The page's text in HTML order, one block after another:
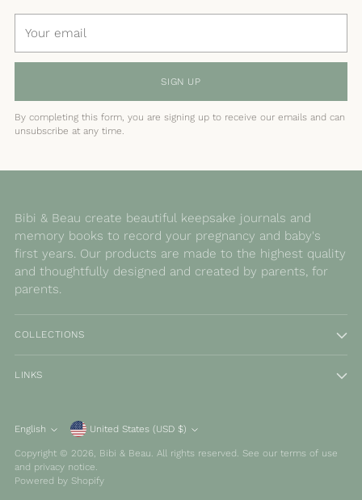
email
SIGN UP
By completing this form, you are signing up to receive our emails and can
unsubscribe at any time.
Bibi & Beau create beautiful keepsake journals and
memory books to record your pregnancy and baby's
first years. Our products are made to the highest quality
and thoughtfully designed and created by parents, for
parents.
COLLECTIONS
LINKS
Language
English Currency United States (USD $)
Copyright © 2026, Bibi & Beau. All rights reserved. See our terms of use
and privacy notice.
Powered by Shopify